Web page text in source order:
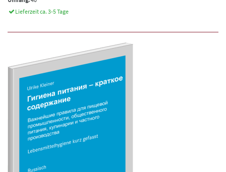
Lieferzeit ca. 3-5 Tage